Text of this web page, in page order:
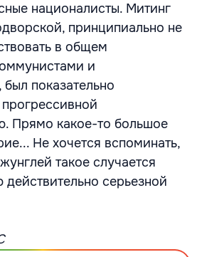
националисты. Митинг
принципиально не
в общем
и
показательно
Прямо какое-то большое
Не хочется вспоминать,
такое случается
действительно серьезной